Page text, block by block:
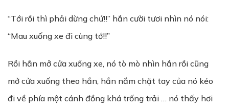
“Tới rồi thì phải dừng chứ!!” hắn cười tươi nhìn nó nói:
“Mau xuống xe đi cùng tớ!!”
Rồi hắn mở cửa xuống xe, nó tò mò nhìn hắn rồi cũng
mở cửa xuống theo hắn, hắn nắm chặt tay của nó kéo
đi về phía một cánh đồng khá trống trải … nó thấy hơi